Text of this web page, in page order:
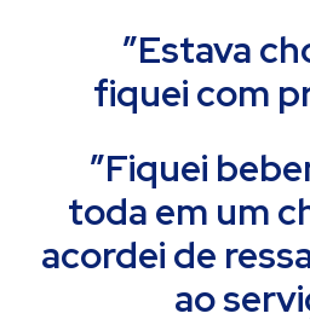
”Estava
fiquei com
”Fiquei
toda em um
acordei de
ao